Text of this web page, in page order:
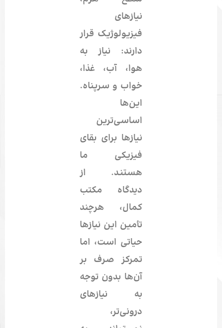
نیازهای
فیزیولوژیک قرار
دارند: نیاز به
هوا، آب، غذا،
خواب و سرپناه.
این‌ها
اساسی‌ترین
نیازها برای بقای
فیزیکی ما
هستند. از
دیدگاه مکتب
کمال، هرچند
تأمین این نیازها
حیاتی است، اما
تمرکز صرف بر
آن‌ها بدون توجه
به نیازهای
درونی‌تر،